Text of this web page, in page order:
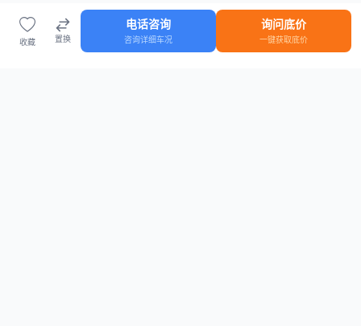
收藏 置换
电话咨询
咨询详细车况
询问底价
一键获取底价
车源 知识 登录